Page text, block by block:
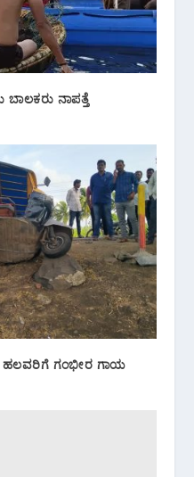
ನಾಪತ್ತೆ
ಹಲವರಿಗೆ ಗಂಭೀರ ಗಾಯ